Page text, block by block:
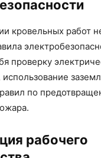
кровельных работ
проверку
по
рабочего